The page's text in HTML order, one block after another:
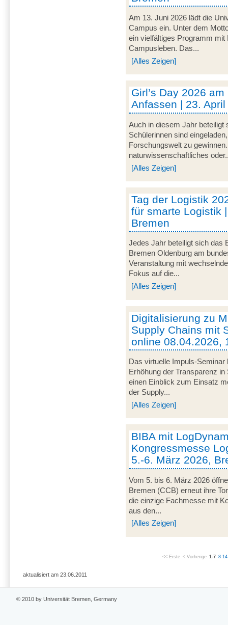
Am 13. Juni 2026 lädt die
Campus ein. Unter dem
ein vielfältiges Programm
Campusleben. Das...
[Alles Zeigen]
Girl’s Day 2026
Anfassen | 23.
Auch in diesem Jahr beteiligt
Schülerinnen sind
Forschungswelt zu
naturwissenschaftliches
[Alles Zeigen]
Tag der Logistik
für smarte Logistik
Bremen
Jedes Jahr beteiligt sich das
Bremen Oldenburg am
Veranstaltung mit
Fokus auf die...
[Alles Zeigen]
Digitalisierung zu
Supply Chains mit
online 08.04.2026,
Das virtuelle Impuls-Seminar
Erhöhung der Transparenz
einen Einblick zum Einsatz
der Supply...
[Alles Zeigen]
BIBA mit
Kongressmesse
5.-6. März 2026,
Vom 5. bis 6. März 2026
Bremen (CCB) erneut ihre
die einzige Fachmesse mit
aus den...
[Alles Zeigen]
<< Erste < Vorherige 1-7 8-14
aktualisiert am 23.06.2011
© 2010 by Universität Bremen, Germany